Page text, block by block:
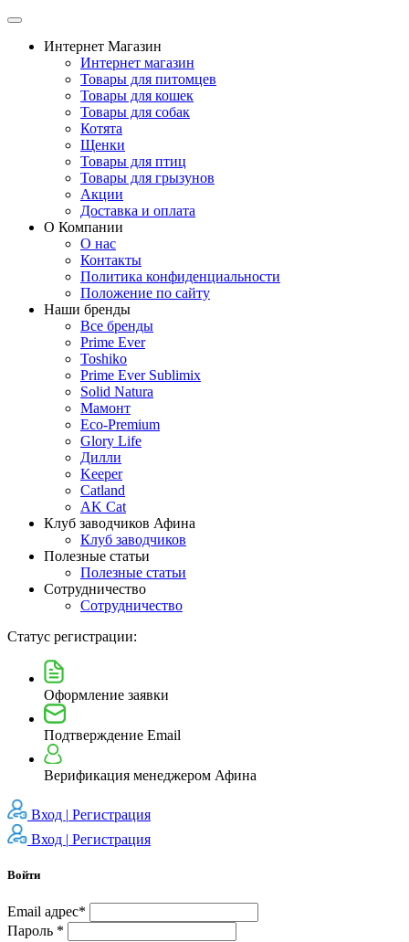
Интернет Магазин
Интернет магазин
Товары для питомцев
Товары для кошек
Товары для собак
Котята
Щенки
Товары для птиц
Товары для грызунов
Акции
Доставка и оплата
О Компании
О нас
Контакты
Политика конфиденциальности
Положение по сайту
Наши бренды
Все бренды
Prime Ever
Toshiko
Prime Ever Sublimix
Solid Natura
Мамонт
Eco-Premium
Glory Life
Дилли
Keeper
Catland
AK Cat
Клуб заводчиков Афина
Клуб заводчиков
Полезные статьи
Полезные статьи
Сотрудничество
Сотрудничество
Статус регистрации:
Оформление заявки
Подтверждение Email
Верификация менеджером Афина
Вход | Регистрация
Вход | Регистрация
Войти
Email адрес*
Пароль *